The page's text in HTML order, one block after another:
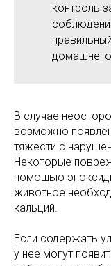
контроль
домашнего
В случае
возможно
тяжести с
Некоторые
помощью
животное
кальций.
Если содержать
у нее могут